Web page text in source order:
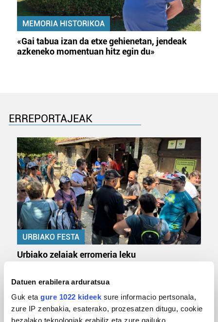
Datuen erabilera arduratsua
Guk eta gure 1022 kideek sure informacio pertsonala,
zure IP zenbakia, esaterako, prozesatzen ditugu, cookie
bezalako teknologiak erabiliz eta zure gailuko
MEMORIA HISTORIKOA
«Gai tabua izan da etxe gehienetan, jendeak
azkeneko momentuan hitz egin du»
ERREPORTAJEAK
URBIAKO FESTA
Urbiako zelaiak erromeria leku